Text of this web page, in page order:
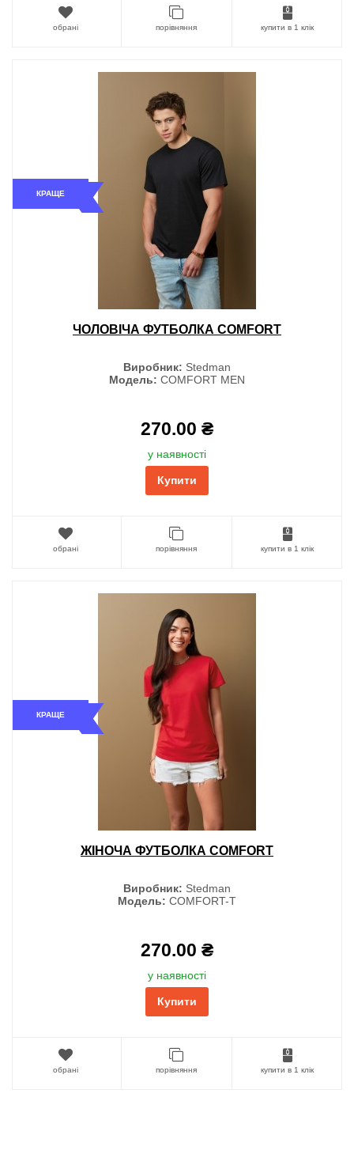
обрані порівняння купити в 1 клік
КРАЩЕ
ЧОЛОВІЧА ФУТБОЛКА COMFORT
Виробник: Stedman
Модель: COMFORT MEN
270.00 ₴
у наявності
Купити
обрані порівняння купити в 1 клік
КРАЩЕ
ЖІНОЧА ФУТБОЛКА COMFORT
Виробник: Stedman
Модель: COMFORT-T
270.00 ₴
у наявності
Купити
обрані порівняння купити в 1 клік